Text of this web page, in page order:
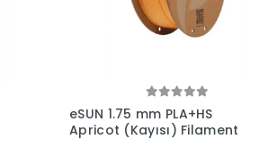
eSUN 1.75 mm PLA+HS
Apricot (Kayısı) Filament